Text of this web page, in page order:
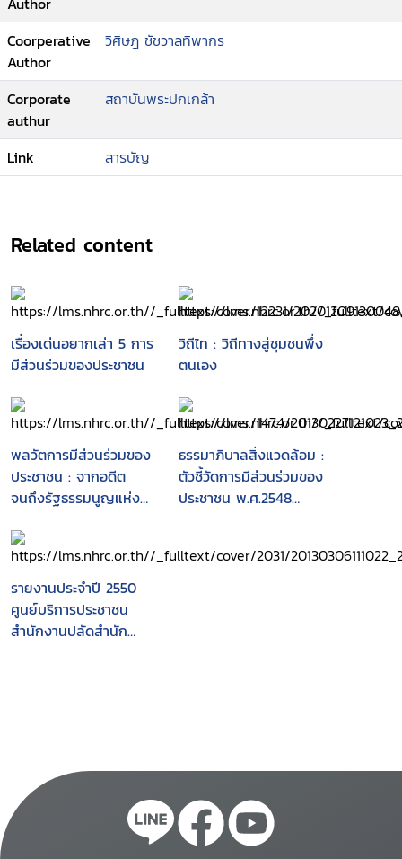
Coorperative
Author
วิศิษฎ ชัชวาลทิพากร
Corporate
authur
สถาบันพระปกเกล้า
Link สารบัญ
Related content
เรื่องเด่นอยากเล่า 5 การ
มีส่วนร่วมของประชาชน
วิถีไท : วิถีทางสู่ชุมชนพึ่ง
ตนเอง
พลวัตการมีส่วนร่วมของ
ประชาชน : จากอดีต
จนถึงรัฐธรรมนูญแห่ง
พุทธศักราช 2550
ธรรมาภิบาลสิ่งแวดล้อม :
ตัวชี้วัดการมีส่วนร่วมของ
ประชาชน พ.ศ.2548
รายงานประจำปี 2550
ศูนย์บริการประชาชน
สำนักงานปลัดสำนัก